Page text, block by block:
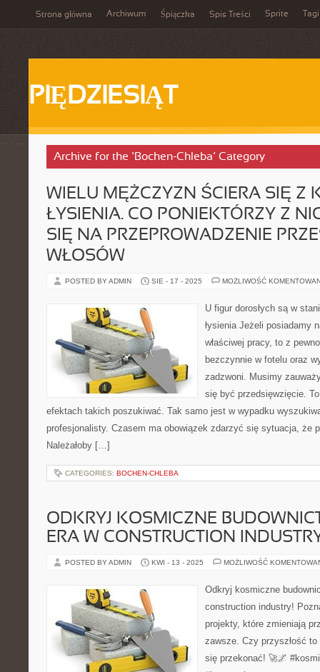
Strona główna Archiwum Śpiączka Spis Treści Sprite Tagi
PIĘDZIESIĄT
Archive for the ‘Bochen-Chleba’ Category
WIELU MĘŻCZYZN ŚCIERA SIĘ Z
ŁYSIENIA. CO PONIEKTÓRZY Z
SIĘ NA PRZEPROWADZENIE
WŁOSÓW
POSTED BY ADMIN SIE - 17 - 2025 MOŻLIWOŚĆ
U figur dorosłych są w
łysienia Jeżeli posiadamy
właściwej pracy, to z
bezczynnie w fotelu oraz
zadzwoni. Musimy
się być przedsięwzięcie.
efektach takich poszukiwać. Tak samo jest w wypadku
profesjonalisty. Czasem ma obowiązek zdarzyć się sytuacja, że
Należałoby […]
CATEGORIES: BOCHEN-CHLEBA
ODKRYJ KOSMICZNE
ERA W CONSTRUCTION
POSTED BY ADMIN KWI - 13 - 2025 MOŻLIWOŚĆ
Odkryj kosmiczne
construction industry!
projekty, które zmieniają
zawsze. Czy przyszłość
się przekonać! 🚀🌌